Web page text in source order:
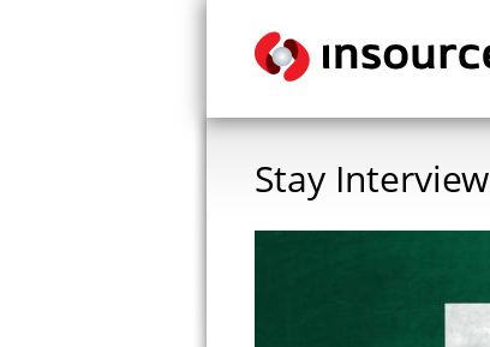
Stay Interview